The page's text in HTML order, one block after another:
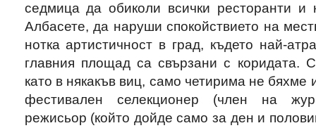
седмица да обиколи всички ресторанти и
Албасете, да наруши спокойствието на
нотка артистичност в град, където най-
главния площад са свързани с коридата.
като в някакъв виц, само четирима не
фестивален селекционер (член на
режисьор (който дойде само за ден и